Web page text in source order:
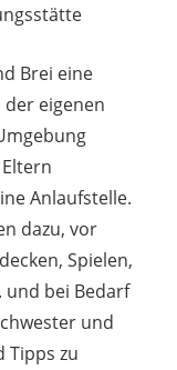
Brei eine
eigenen
Anlaufstelle.
dazu, vor
Spielen,
und bei Bedarf
und
Tipps zu